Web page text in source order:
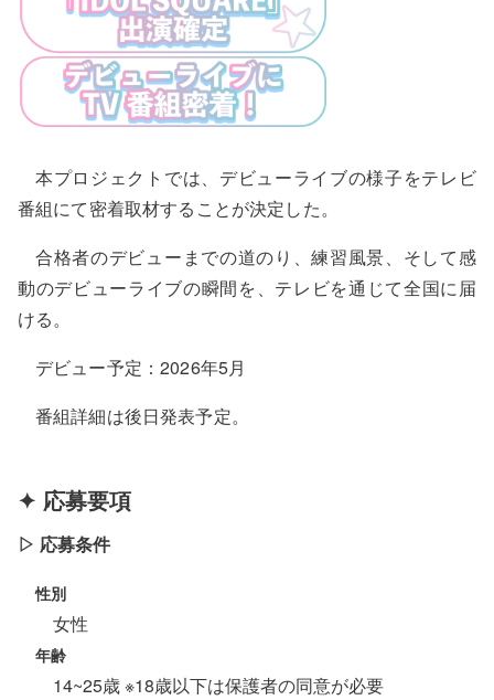
本プロジェクトでは、デビューライブの様子をテレビ
番組にて密着取材することが決定した。
合格者のデビューまでの道のり、練習風景、そして感
動のデビューライブの瞬間を、テレビを通じて全国に届
ける。
デビュー予定：2026年5月
番組詳細は後日発表予定。
✦ 応募要項
▷ 応募条件
性別
女性
年齢
14~25歳 ※18歳以下は保護者の同意が必要